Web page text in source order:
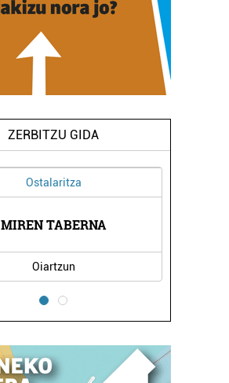
ZERBITZU GIDA
Ostalaritza
MIREN TABERNA
Oiartzun